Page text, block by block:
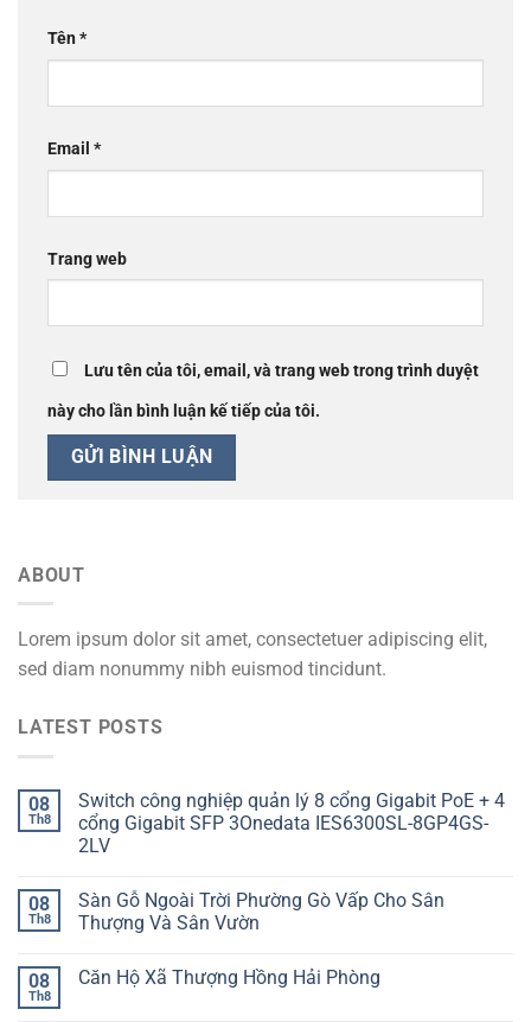
Tên*
Email *
Trang web
Lưu tên của tôi, email, và trang web trong trình duyệt
này cho lần bình luận kế tiếp của tôi.
ABOUT
Lorem ipsum dolor sit amet, consectetuer adipiscing elit,
sed diam nonummy nibh euismod tincidunt.
LATEST POSTS
08
Th8
Switch công nghiệp quản lý 8 cổng Gigabit PoE + 4
cổng Gigabit SFP 3Onedata IES6300SL-8GP4GS-
2LV
08
Th8
Sàn Gỗ Ngoài Trời Phường Gò Vấp Cho Sân
Thượng Và Sân Vườn
08
Th8
Căn Hộ Xã Thượng Hồng Hải Phòng